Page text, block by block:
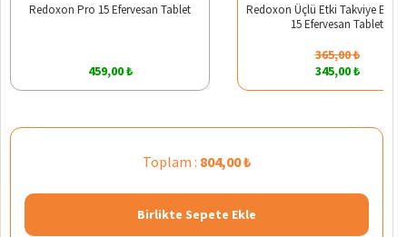
Redoxon Pro 15 Efervesan Tablet
459,00 ₺
Redoxon Üçlü Etki Takviye Edici
15 Efervesan Tablet
365,00 ₺
345,00 ₺
Toplam : 804,00 ₺
Birlikte Sepete Ekle